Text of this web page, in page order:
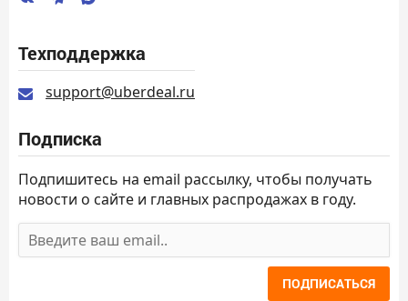
Техподдержка
support@uberdeal.ru
Подписка
Подпишитесь на email рассылку, чтобы получать
новости о сайте и главных распродажах в году.
ПОДПИСАТЬСЯ